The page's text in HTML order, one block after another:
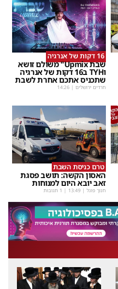
16 דקות של אנרגיה
שבת Upmix" משולם זושא
וTYH ב16 דקות של אנרגיה
שתכניס אתכם אחרת לשבת
חרדים ירושלים |
14:26
טרם כניסת השבת
האסון הקשה: תושב פסגת
זאב יובא היום למנוחות
חנוך פוגל |
13:49 | 1 תגובות